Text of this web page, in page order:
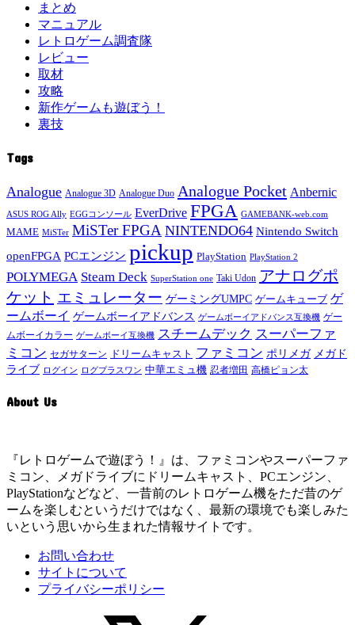
まとめ
マニュアル
レトロゲーム調査隊
レビュー
取材
攻略
新作ゲームも遊ぼう！
裏技
Tags
Analogue Analogue 3D Analogue Duo Analogue Pocket Anbernic
ASUS ROG Ally EGGコンソール EverDrive FPGA GAMEBANK-web.com
MAME MiSTer MiSTer FPGA NINTENDO64 Nintendo Switch
openFPGA PCエンジン pickup PlayStation PlayStation 2
POLYMEGA Steam Deck SuperStation one Taki Udon アナログポ
ケット エミュレーター ゲーミングUMPC ゲームキューブ ゲ
ームボーイ ゲームボーイアドバンス ゲームボーイアドバンス互換機 ゲー
ムボーイカラー ゲームボーイ互換機 スチームデック スーパーファ
ミコン セガサターン ドリームキャスト ファミコン ポリメガ メガド
ライブ ログイン ログプラスワン 中華エミュ機 忍者増田 高橋ピョン太
About Us
『レトロゲームで遊ぼう！』は、ファミコンやスーパーファ
ミコン、メガドライブにドリームキャスト、PCエンジン、
PlayStationなどなど、一昔前のレトロゲーム機をただ昔のゲ
ームを楽しむというだけではなく、最新の環境でも楽しみた
いという思いから生まれた情報サイトです。
お問い合わせ
サイトについて
プライバシーポリシー